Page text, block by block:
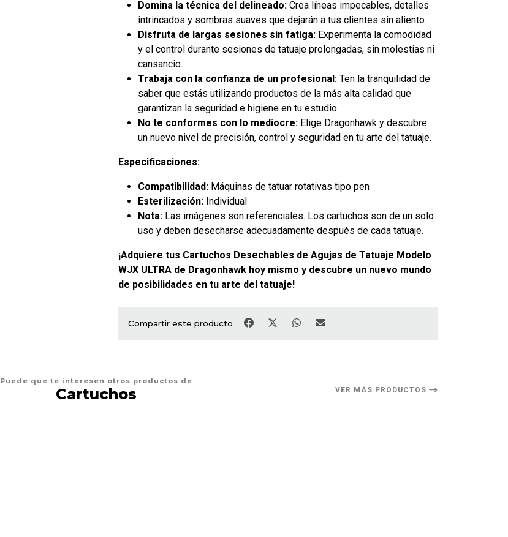
Domina la técnica del delineado: Crea líneas impecables, detalles
intrincados y sombras suaves que dejarán a tus clientes sin aliento.
Disfruta de largas sesiones sin fatiga: Experimenta la comodidad
y el control durante sesiones de tatuaje prolongadas, sin molestias ni
cansancio.
Trabaja con la confianza de un profesional: Ten la tranquilidad de
saber que estás utilizando productos de la más alta calidad que
garantizan la seguridad e higiene en tu estudio.
No te conformes con lo mediocre: Elige Dragonhawk y descubre
un nuevo nivel de precisión, control y seguridad en tu arte del tatuaje.
Especificaciones:
Compatibilidad: Máquinas de tatuar rotativas tipo pen
Esterilización: Individual
Nota: Las imágenes son referenciales. Los cartuchos son de un solo
uso y deben desecharse adecuadamente después de cada tatuaje.
¡Adquiere tus Cartuchos Desechables de Agujas de Tatuaje Modelo
WJX ULTRA de Dragonhawk hoy mismo y descubre un nuevo mundo
de posibilidades en tu arte del tatuaje!
Compartir este producto
Puede que te interesen otros productos de
Cartuchos VER MÁS PRODUCTOS